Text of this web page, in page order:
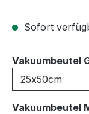
Sofort
Vakuumbeutel
Vakuumbeutel